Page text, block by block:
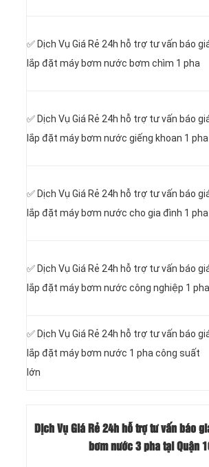
✅ Dịch Vụ Giá Rẻ 24h hỗ trợ tư vấn báo
lắp đặt máy bơm nước bơm chìm 1 pha
✅ Dịch Vụ Giá Rẻ 24h hỗ trợ tư vấn báo
lắp đặt máy bơm nước giếng khoan 1 pha
✅ Dịch Vụ Giá Rẻ 24h hỗ trợ tư vấn báo
lắp đặt máy bơm nước cho gia đình 1 pha
✅ Dịch Vụ Giá Rẻ 24h hỗ trợ tư vấn báo
lắp đặt máy bơm nước công nghiệp 1 pha
✅ Dịch Vụ Giá Rẻ 24h hỗ trợ tư vấn báo
lắp đặt máy bơm nước 1 pha công suất
lớn
Dịch Vụ Giá Rẻ 24h hỗ trợ tư vấn báo
bơm nước 3 pha tại Quận